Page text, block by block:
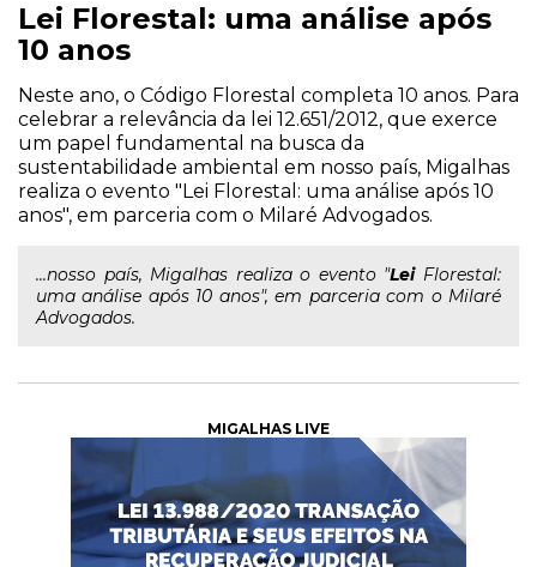
Lei Florestal: uma análise após
10 anos
Neste ano, o Código Florestal completa 10 anos. Para
celebrar a relevância da lei 12.651/2012, que exerce
um papel fundamental na busca da
sustentabilidade ambiental em nosso país, Migalhas
realiza o evento "Lei Florestal: uma análise após 10
anos", em parceria com o Milaré Advogados.
...nosso país, Migalhas realiza o evento "LeiFlorestal:
uma análise após 10 anos", em parceria com o Milaré
Advogados.
MIGALHAS LIVE